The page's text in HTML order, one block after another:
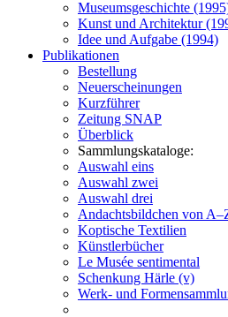
Museumsgeschichte
Kunst und Architektur
Idee und Aufgabe (1994)
Publikationen
Bestellung
Neuerscheinungen
Kurzführer
Zeitung SNAP
Überblick
Sammlungskataloge:
Auswahl eins
Auswahl zwei
Auswahl drei
Andachtsbildchen von
Koptische Textilien
Künstlerbücher
Le Musée sentimental
Schenkung Härle (v)
Werk- und